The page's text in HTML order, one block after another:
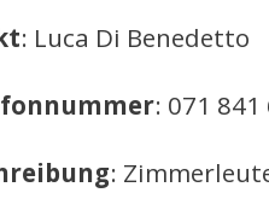
: Luca Di Benedetto
: 071 841
: